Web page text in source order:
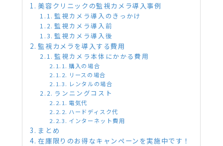
美容クリニックの監視カメラ導入事例
監視カメラ導入のきっかけ
監視カメラ導入前
監視カメラ導入後
監視カメラを導入する費用
監視カメラ本体にかかる費用
購入の場合
リースの場合
レンタルの場合
ランニングコスト
電気代
ハードディスク代
インターネット費用
まとめ
在庫限りのお得なキャンペーンを実施中です！